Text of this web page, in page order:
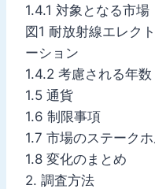
1.4.1 対象となる市場
図1 耐放射線エレク
ーション
1.4.2 考慮される年数
1.5 通貨
1.6 制限事項
1.7 市場のステーク
1.8 変化のまとめ
2. 調査方法